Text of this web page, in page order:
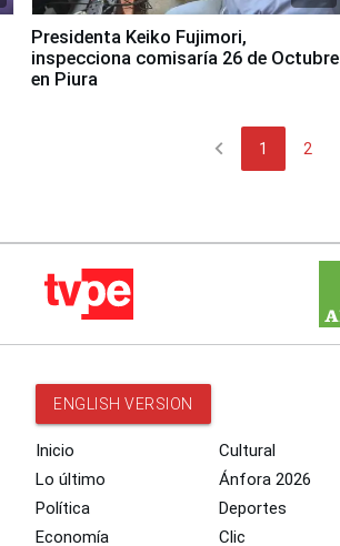
Presidenta Keiko Fujimori,
inspecciona comisaría 26 de Octubre
en Piura
chevron_left 1 2
ENGLISH VERSION
Inicio
Lo último
Política
Economía
Cultural
Ánfora 2026
Deportes
Clic